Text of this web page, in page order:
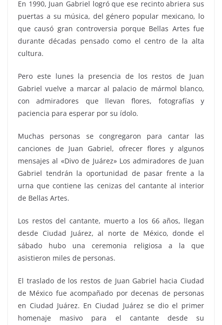
En 1990, Juan Gabriel logró que ese recinto abriera sus
puertas a su música, del género popular mexicano, lo
que causó gran controversia porque Bellas Artes fue
durante décadas pensado como el centro de la alta
cultura.
Pero este lunes la presencia de los restos de Juan
Gabriel vuelve a marcar al palacio de mármol blanco,
con admiradores que llevan flores, fotografías y
paciencia para esperar por su ídolo.
Muchas personas se congregaron para cantar las
canciones de Juan Gabriel, ofrecer flores y algunos
mensajes al «Divo de Juárez» Los admiradores de Juan
Gabriel tendrán la oportunidad de pasar frente a la
urna que contiene las cenizas del cantante al interior
de Bellas Artes.
Los restos del cantante, muerto a los 66 años, llegan
desde Ciudad Juárez, al norte de México, donde el
sábado hubo una ceremonia religiosa a la que
asistieron miles de personas.
El traslado de los restos de Juan Gabriel hacia Ciudad
de México fue acompañado por decenas de personas
en Ciudad Juárez. En Ciudad Juárez se dio el primer
homenaje masivo para el cantante desde su